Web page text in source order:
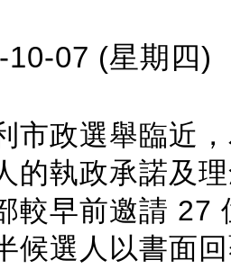
10-07 (星期四)
市政選舉臨近
的執政承諾及
較早前邀請 27
候選人以書面